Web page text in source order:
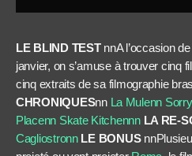
LE BLIND TESTnnA l’occasion
janvier, on s’amuse à trouver cinq
cinq extraits de sa filmographie
CHRONIQUESnn La Mulenn
Placenn Skate KitchennnLA RE-
CagliostronnLE BONUS